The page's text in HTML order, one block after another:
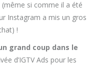
si comme il a été
Instagram a mis un gros
!
grand coup dans le
d’IGTV Ads pour les